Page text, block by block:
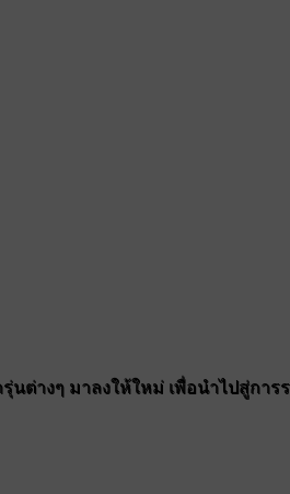
ต่างๆ มาลงให้ใหม่ เพื่อนำไปสู่การ